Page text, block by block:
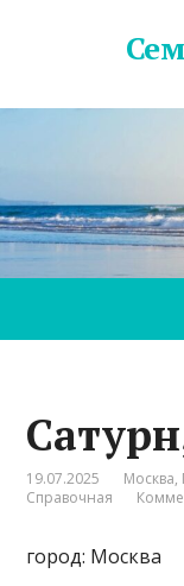
19.07.2025 Москва,
Справочная
город: Москва